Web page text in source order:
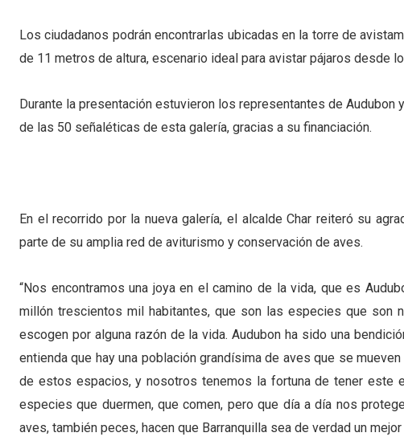
Los ciudadanos podrán encontrarlas ubicadas en la torre de
de 11 metros de altura, escenario ideal para avistar pájaros desde
Durante la presentación estuvieron los representantes de
de las 50 señaléticas de esta galería, gracias a su financiación.
En el recorrido por la nueva galería, el alcalde Char reiteró su
parte de su amplia red de aviturismo y conservación de aves.
“Nos encontramos una joya en el camino de la vida, que es
millón trescientos mil habitantes, que son las especies que son
escogen por alguna razón de la vida. Audubon ha sido una
entienda que hay una población grandísima de aves que se
de estos espacios, y nosotros tenemos la fortuna de tener este
especies que duermen, que comen, pero que día a día nos
aves, también peces, hacen que Barranquilla sea de verdad un